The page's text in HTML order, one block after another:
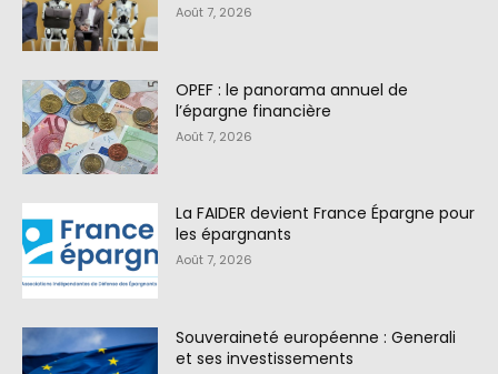
Août 7, 2026
OPEF : le panorama annuel de
l’épargne financière
Août 7, 2026
La FAIDER devient France Épargne pour
les épargnants
Août 7, 2026
Souveraineté européenne : Generali
et ses investissements